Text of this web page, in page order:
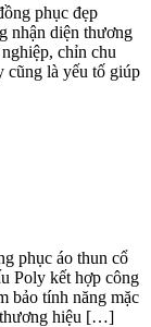
phục đẹp
nhận diện thương
chỉn chu
cũng là yếu tố giúp
phục áo thun cổ
Poly kết hợp công
bảo tính năng mặc
thương hiệu […]